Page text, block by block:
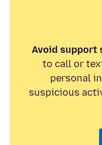
Avoid support
to call or
personal
suspicious